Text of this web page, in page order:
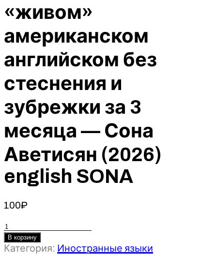
«живом»
американском
английском без
стеснения и
зубрежки за 3
месяца — Сона
Аветисян (2026)
english SONA
100₽
Количество
товара
Заговори
В корзину
Категория: Иностранные языки